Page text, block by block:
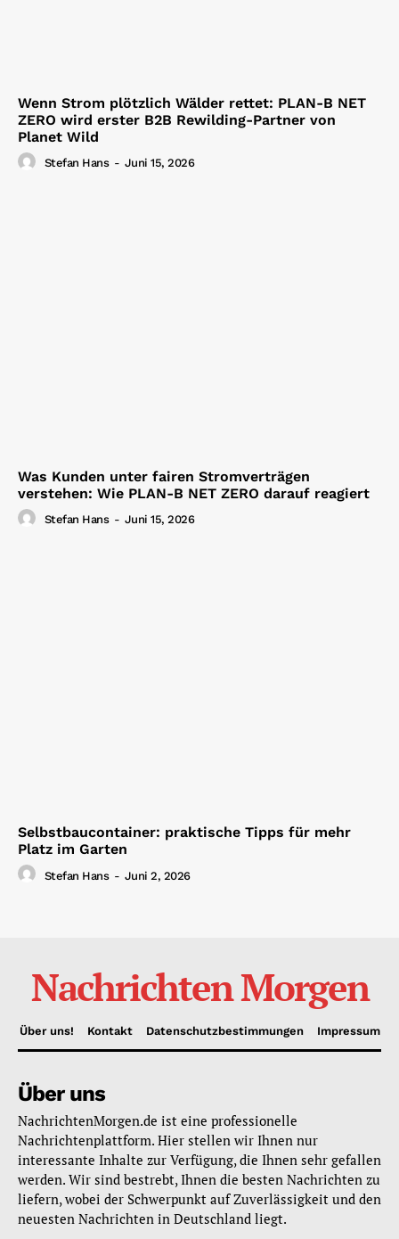
Wenn Strom plötzlich Wälder rettet: PLAN-B NET
ZERO wird erster B2B Rewilding-Partner von
Planet Wild
Stefan Hans - Juni 15, 2026
Was Kunden unter fairen Stromverträgen
verstehen: Wie PLAN-B NET ZERO darauf reagiert
Stefan Hans - Juni 15, 2026
Selbstbaucontainer: praktische Tipps für mehr
Platz im Garten
Stefan Hans - Juni 2, 2026
Nachrichten Morgen
Über uns! Kontakt Datenschutzbestimmungen Impressum
Über uns
NachrichtenMorgen.de ist eine professionelle
Nachrichtenplattform. Hier stellen wir Ihnen nur
interessante Inhalte zur Verfügung, die Ihnen sehr gefallen
werden. Wir sind bestrebt, Ihnen die besten Nachrichten zu
liefern, wobei der Schwerpunkt auf Zuverlässigkeit und den
neuesten Nachrichten in Deutschland liegt.